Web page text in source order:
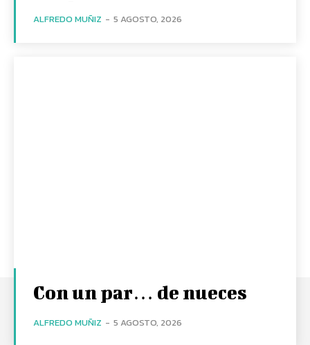
ALFREDO MUÑIZ - 5 AGOSTO, 2026
Con un par… de nueces
ALFREDO MUÑIZ - 5 AGOSTO, 2026